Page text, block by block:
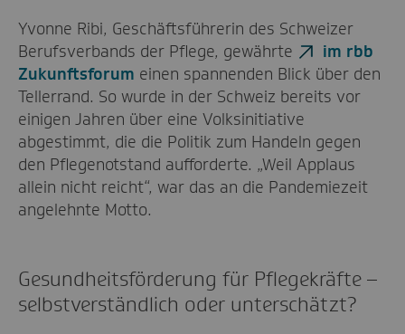
Yvonne Ribi, Geschäftsführerin des Schweizer
Berufsverbands der Pflege, gewährte
im rbb
Zukunftsforum einen spannenden Blick über den
Tellerrand. So wurde in der Schweiz bereits vor
einigen Jahren über eine Volksinitiative
abgestimmt, die die Politik zum Handeln gegen
den Pflegenotstand aufforderte. „Weil Applaus
allein nicht reicht“, war das an die Pandemiezeit
angelehnte Motto.
Gesundheitsförderung für Pflegekräfte –
selbstverständlich oder unterschätzt?